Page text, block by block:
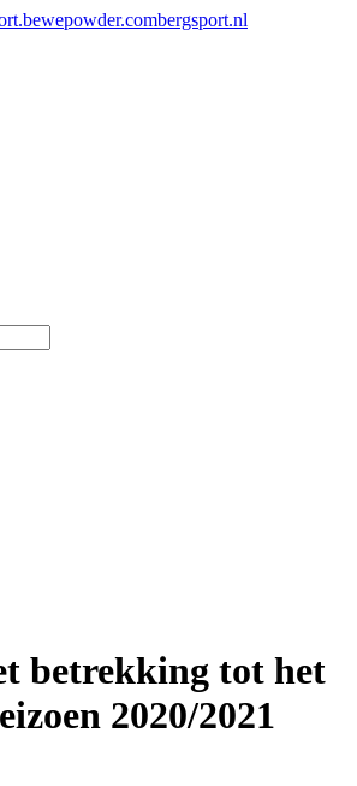
wepowder.combergsport.nl
betrekking tot het
2020/2021